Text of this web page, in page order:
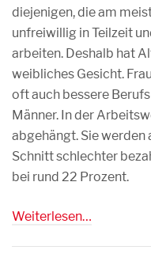
diejenigen, die am
unfreiwillig in Teilzeit
arbeiten. Deshalb hat
weibliches Gesicht.
oft auch bessere
Männer. In der
abgehängt. Sie werden
Schnitt schlechter
bei rund 22 Prozent.
Weiterlesen…